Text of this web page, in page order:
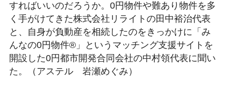
すればいいのだろうか。0円物件や難あり物件を多
く手がけてきた株式会社リライトの田中裕治代表
と、自身が負動産を相続したのをきっかけに「み
んなの0円物件®」というマッチング支援サイトを
開設した0円都市開発合同会社の中村領代表に聞い
た。（アステル 岩瀬めぐみ）